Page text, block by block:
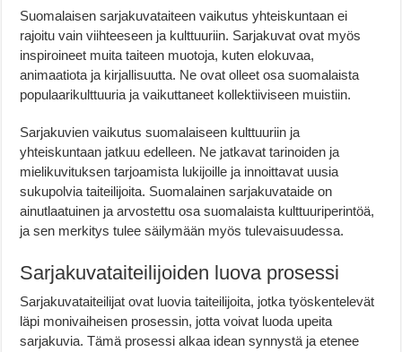
Suomalaisen sarjakuvataiteen vaikutus yhteiskuntaan ei
rajoitu vain viihteeseen ja kulttuuriin. Sarjakuvat ovat myös
inspiroineet muita taiteen muotoja, kuten elokuvaa,
animaatiota ja kirjallisuutta. Ne ovat olleet osa suomalaista
populaarikulttuuria ja vaikuttaneet kollektiiviseen muistiin.
Sarjakuvien vaikutus suomalaiseen kulttuuriin ja
yhteiskuntaan jatkuu edelleen. Ne jatkavat tarinoiden ja
mielikuvituksen tarjoamista lukijoille ja innoittavat uusia
sukupolvia taiteilijoita. Suomalainen sarjakuvataide on
ainutlaatuinen ja arvostettu osa suomalaista kulttuuriperintöä,
ja sen merkitys tulee säilymään myös tulevaisuudessa.
Sarjakuvataiteilijoiden luova prosessi
Sarjakuvataiteilijat ovat luovia taiteilijoita, jotka työskentelevät
läpi monivaiheisen prosessin, jotta voivat luoda upeita
sarjakuvia. Tämä prosessi alkaa idean synnystä ja etenee